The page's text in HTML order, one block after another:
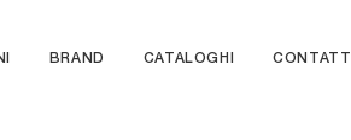
BRAND CATALOGHI CONTATTI